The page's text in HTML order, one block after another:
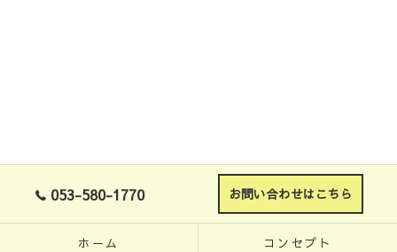
053-580-1770 お問い合わせはこちら
ホーム コンセプト